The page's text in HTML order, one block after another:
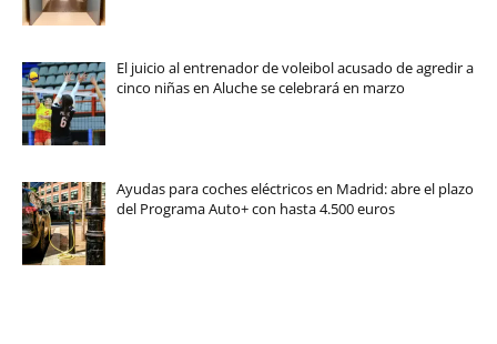
El juicio al entrenador de voleibol acusado de agredir a
cinco niñas en Aluche se celebrará en marzo
Ayudas para coches eléctricos en Madrid: abre el plazo
del Programa Auto+ con hasta 4.500 euros